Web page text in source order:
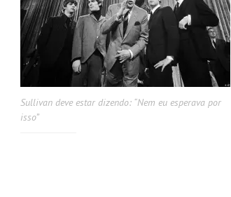
Sullivan deve estar dizendo: “Nem eu esperava por
isso”